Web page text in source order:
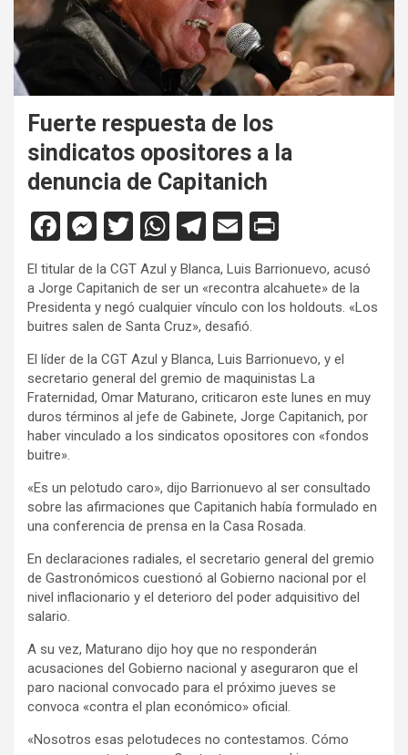
Fuerte respuesta de los
sindicatos opositores a la
denuncia de Capitanich
F
a
ce
b
o
o
k
M
es
se
n
g
er
T
wi
tt
er
W
h
at
s
A
p
p
T
e
gr
a
m
E
m
ail
in
tF
ri
n
dl
y
El titular de la CGT Azul y Blanca, Luis Barrionuevo, acusó
a Jorge Capitanich de ser un «recontra alcahuete» de la
Presidenta y negó cualquier vínculo con los holdouts. «Los
buitres salen de Santa Cruz», desafió.
El líder de la CGT Azul y Blanca, Luis Barrionuevo, y el
secretario general del gremio de maquinistas La
Fraternidad, Omar Maturano, criticaron este lunes en muy
duros términos al jefe de Gabinete, Jorge Capitanich, por
haber vinculado a los sindicatos opositores con «fondos
buitre».
«Es un pelotudo caro», dijo Barrionuevo al ser consultado
sobre las afirmaciones que Capitanich había formulado en
una conferencia de prensa en la Casa Rosada.
En declaraciones radiales, el secretario general del gremio
de Gastronómicos cuestionó al Gobierno nacional por el
nivel inflacionario y el deterioro del poder adquisitivo del
salario.
A su vez, Maturano dijo hoy que no responderán
acusaciones del Gobierno nacional y aseguraron que el
paro nacional convocado para el próximo jueves se
convoca «contra el plan económico» oficial.
«Nosotros esas pelotudeces no contestamos. Cómo